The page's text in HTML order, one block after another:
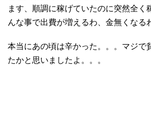
ます、順調に稼げていたのに突然全く
んな事で出費が増えるわ、金無くなる
本当にあの頃は辛かった。。。マジで
たかと思いましたよ。。。